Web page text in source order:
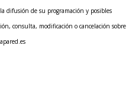
difusión de su programación y posibles
consulta, modificación o cancelación sobre